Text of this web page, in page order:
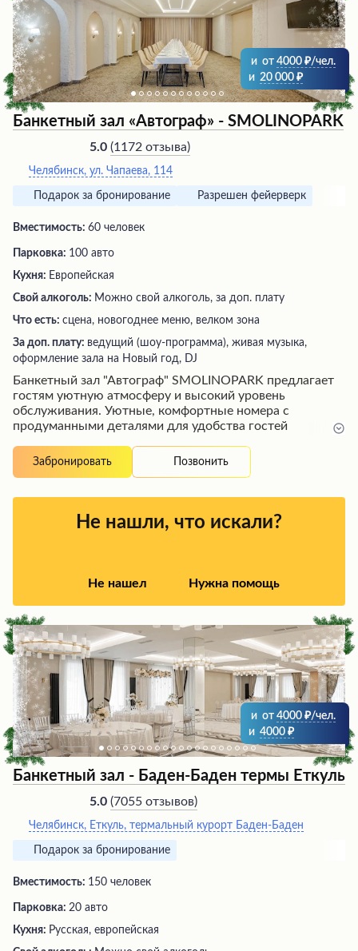
и от 4000
/чел.
и 20 000
Банкетный зал «Автограф» - SMOLINOPARK
5.0 (1172 отзыва)
Челябинск, ул. Чапаева, 114
Подарок за бронирование Разрешен фейерверк
Вместимость: 60 человек
Парковка: 100 авто
Кухня: Европейская
Свой алкоголь: Можно свой алкоголь, за доп. плату
Что есть: сцена, новогоднее меню, велком зона
За доп. плату: ведущий (шоу-программа), живая музыка,
оформление зала на Новый год, DJ
Банкетный зал "Автограф" SMOLINOPARK предлагает
гостям уютную атмосферу и высокий уровень
обслуживания. Уютные, комфортные номера с
продуманными деталями для удобства гостей
подсветкой и видом на живописное озеро.
Разнообразное меню ресторана порадует как
деликатесов, а профессиональные официанты
обеспечат безупречный сервис. Высокий уровень
гостеприимства подчеркивается вниманием и
Забронировать Позвонить
Не нашли, что искали?
Не нашел Нужна помощь
и от 4000
/чел.
и 4000
Банкетный зал - Баден-Баден термы Еткуль
5.0 (7055 отзывов)
Челябинск, Еткуль, термальный курорт Баден-Баден
Подарок за бронирование
Вместимость: 150 человек
Парковка: 20 авто
Кухня: Русская, европейская